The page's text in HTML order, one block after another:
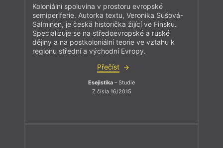
Koloniální spoluvina v prostoru evropské
semiperiferie. Autorka textu, Veronika Sušová-
Salminen, je česká historička žijící ve Finsku.
Specializuje se na středoevropské a ruské
dějiny a na postkoloniální teorie ve vztahu k
regionu střední a východní Evropy.
Přečíst
Esejistika – Studie
Z čísla 16/2015